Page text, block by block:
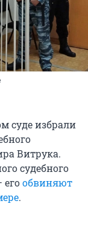
суде избрали
Витрука.
судебного
егообвиняют
.